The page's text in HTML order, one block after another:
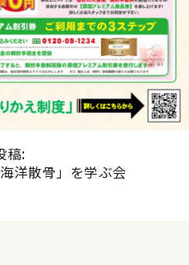
稿:
洋散骨」を学ぶ会